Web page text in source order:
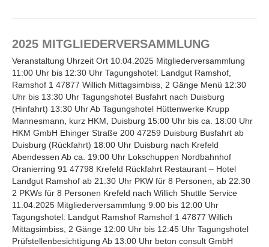
2025 MITGLIEDERVERSAMMLUNG
Veranstaltung Uhrzeit Ort 10.04.2025 Mitgliederversammlung
11:00 Uhr bis 12:30 Uhr Tagungshotel: Landgut Ramshof,
Ramshof 1 47877 Willich Mittagsimbiss, 2 Gänge Menü 12:30
Uhr bis 13:30 Uhr Tagungshotel Busfahrt nach Duisburg
(Hinfahrt) 13:30 Uhr Ab Tagungshotel Hüttenwerke Krupp
Mannesmann, kurz HKM, Duisburg 15:00 Uhr bis ca. 18:00 Uhr
HKM GmbH Ehinger Straße 200 47259 Duisburg Busfahrt ab
Duisburg (Rückfahrt) 18:00 Uhr Duisburg nach Krefeld
Abendessen Ab ca. 19:00 Uhr Lokschuppen Nordbahnhof
Oranierring 91 47798 Krefeld Rückfahrt Restaurant – Hotel
Landgut Ramshof ab 21:30 Uhr PKW für 8 Personen, ab 22:30
2 PKWs für 8 Personen Krefeld nach Willich Shuttle Service
11.04.2025 Mitgliederversammlung 9:00 bis 12:00 Uhr
Tagungshotel: Landgut Ramshof Ramshof 1 47877 Willich
Mittagsimbiss, 2 Gänge 12:00 Uhr bis 12:45 Uhr Tagungshotel
Prüfstellenbesichtigung Ab 13:00 Uhr beton consult GmbH